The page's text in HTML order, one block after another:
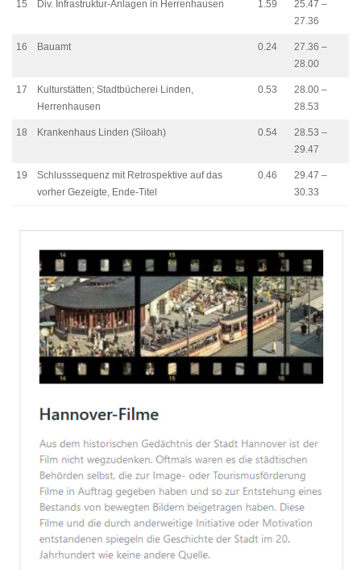
15 Div. Infrastruktur-Anlagen in Herrenhausen 1.59
25.47 –
27.36
16 Bauamt 0.24
27.36 –
28.00
17
Kulturstätten; Stadtbücherei Linden,
Herrenhausen
0.53
28.00 –
28.53
18 Krankenhaus Linden (Siloah) 0.54
28.53 –
29.47
19
Schlusssequenz mit Retrospektive auf das
vorher Gezeigte, Ende-Titel
0.46
29.47 –
30.33